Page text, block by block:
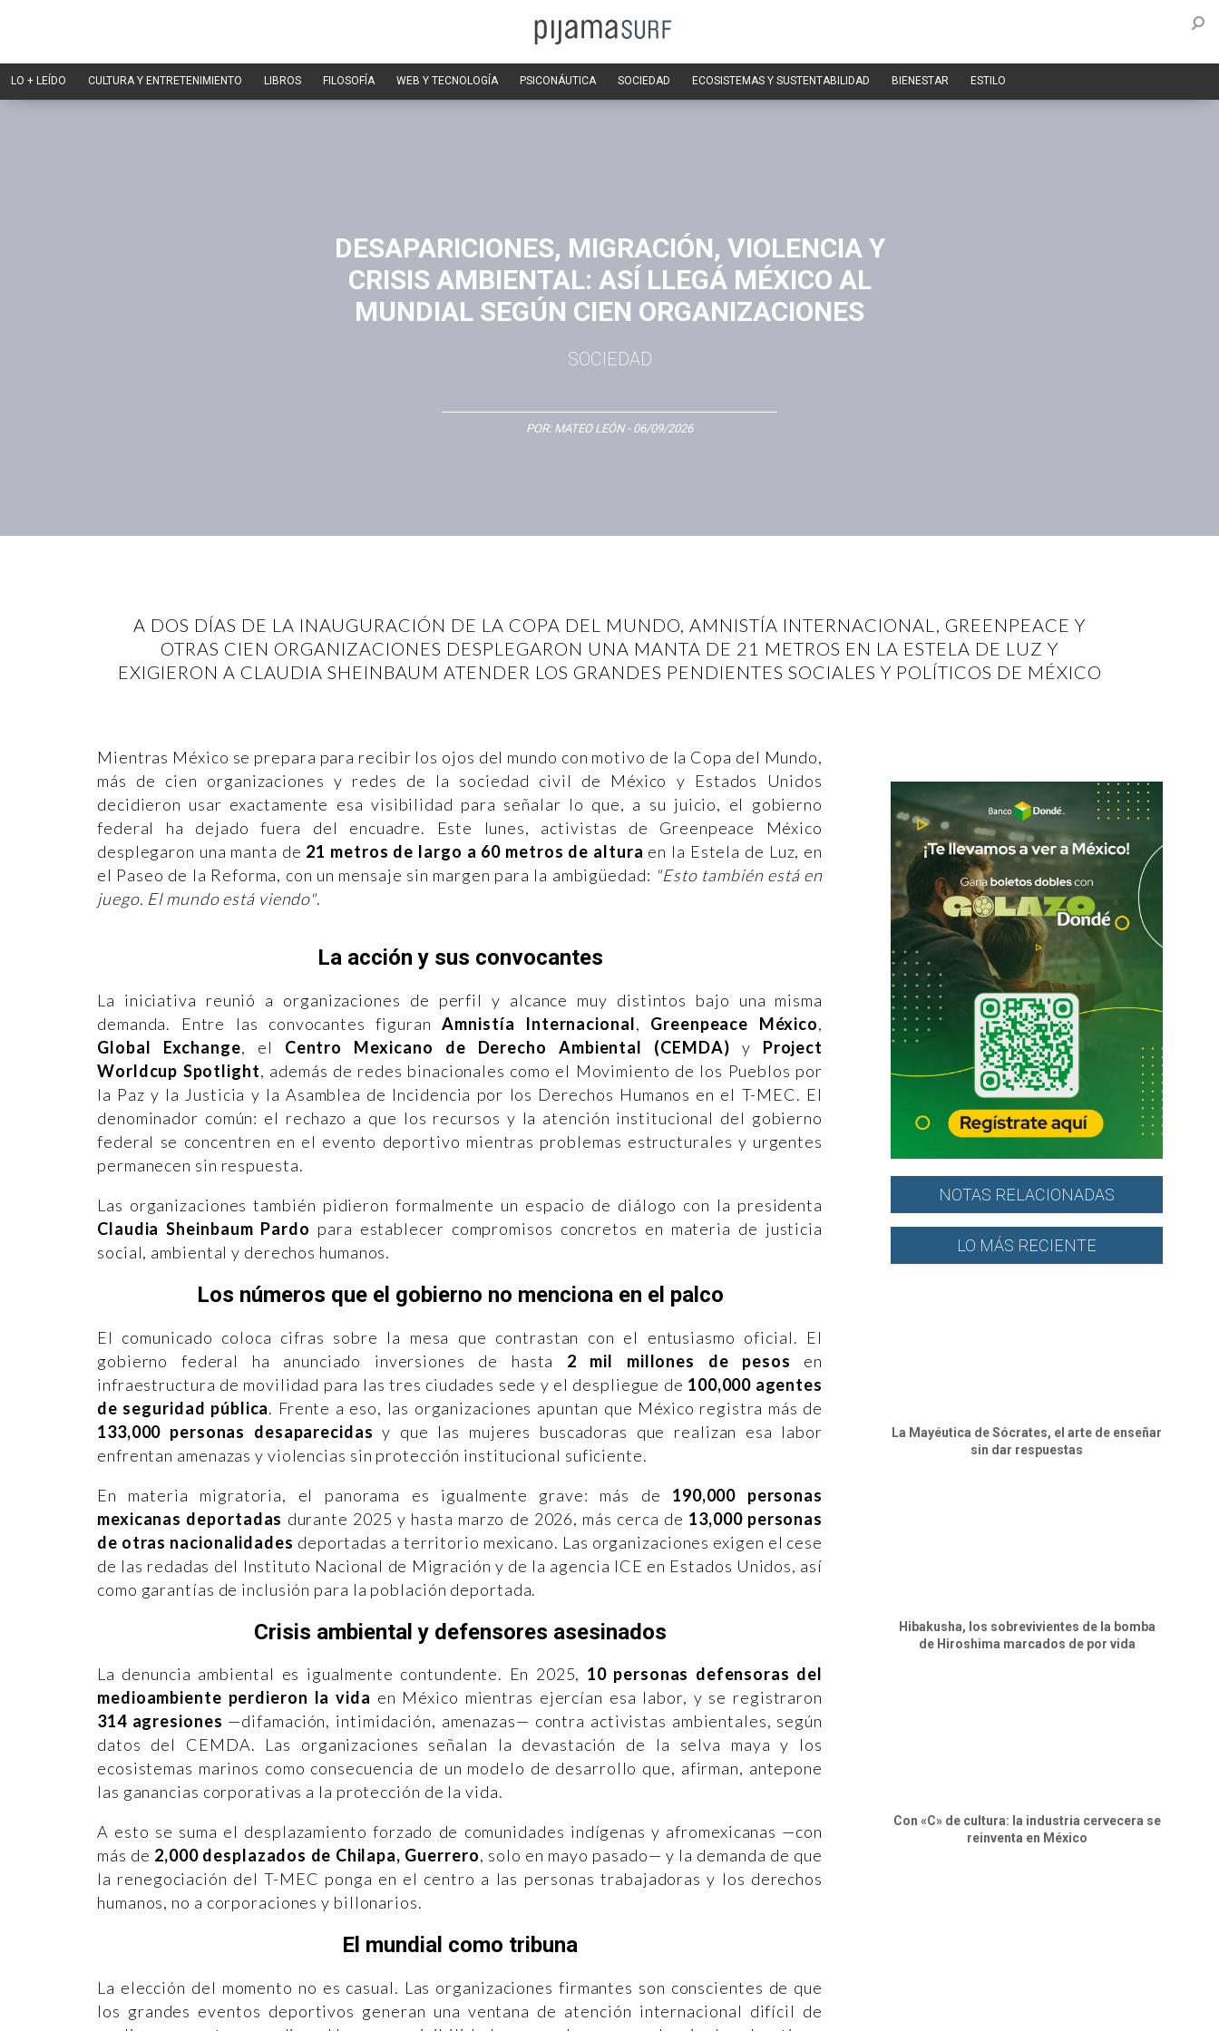
LO + LEÍDO CULTURA Y ENTRETENIMIENTO LIBROS FILOSOFÍA WEB Y TECNOLOGÍA PSICONÁUTICA SOCIEDAD ECOSISTEMAS Y SUSTENTABILIDAD BIENESTAR ESTILO
DESAPARICIONES, MIGRACIÓN, VIOLENCIA Y
CRISIS AMBIENTAL: ASÍ LLEGÁ MÉXICO AL
MUNDIAL SEGÚN CIEN ORGANIZACIONES
SOCIEDAD
POR: MATEO LEÓN- 06/09/2026
A DOS DÍAS DE LA INAUGURACIÓN DE LA COPA DEL MUNDO, AMNISTÍA INTERNACIONAL, GREENPEACE Y
OTRAS CIEN ORGANIZACIONES DESPLEGARON UNA MANTA DE 21 METROS EN LA ESTELA DE LUZ Y
EXIGIERON A CLAUDIA SHEINBAUM ATENDER LOS GRANDES PENDIENTES SOCIALES Y POLÍTICOS DE MÉXICO
Mientras México se prepara para recibir los ojos del mundo con motivo de la Copa del Mundo,
más de cien organizaciones y redes de la sociedad civil de México y Estados Unidos
decidieron usar exactamente esa visibilidad para señalar lo que, a su juicio, el gobierno
federal ha dejado fuera del encuadre. Este lunes, activistas de Greenpeace México
desplegaron una manta de 21 metros de largo a 60 metros de altura en la Estela de Luz, en
el Paseo de la Reforma, con un mensaje sin margen para la ambigüedad: "Esto también está en
juego. El mundo está viendo".
La acción y sus convocantes
La iniciativa reunió a organizaciones de perfil y alcance muy distintos bajo una misma
demanda. Entre las convocantes figuranAmnistía Internacional, Greenpeace México,
Global Exchange, el Centro Mexicano de Derecho Ambiental (CEMDA) y Project
Worldcup Spotlight, además de redes binacionales como el Movimiento de los Pueblos por
la Paz y la Justicia y la Asamblea de Incidencia por los Derechos Humanos en el T-MEC. El
denominador común: el rechazo a que los recursos y la atención institucional del gobierno
federal se concentren en el evento deportivo mientras problemas estructurales y urgentes
permanecen sin respuesta.
Las organizaciones también pidieron formalmente un espacio de diálogo con la presidenta
Claudia Sheinbaum Pardo para establecer compromisos concretos en materia de justicia
social, ambiental y derechos humanos.
Los números que el gobierno no menciona en el palco
El comunicado coloca cifras sobre la mesa que contrastan con el entusiasmo oficial. El
gobierno federal ha anunciado inversiones de hasta 2 mil millones de pesos en
infraestructura de movilidad para las tres ciudades sede y el despliegue de 100,000 agentes
de seguridad pública. Frente a eso, las organizaciones apuntan que México registra más de
133,000 personas desaparecidas y que las mujeres buscadoras que realizan esa labor
enfrentan amenazas y violencias sin protección institucional suficiente.
En materia migratoria, el panorama es igualmente grave: más de 190,000 personas
mexicanas deportadas durante 2025 y hasta marzo de 2026, más cerca de 13,000 personas
de otras nacionalidades deportadas a territorio mexicano. Las organizaciones exigen el cese
de las redadas del Instituto Nacional de Migración y de la agencia ICE en Estados Unidos, así
como garantías de inclusión para la población deportada.
Crisis ambiental y defensores asesinados
La denuncia ambiental es igualmente contundente. En 2025, 10 personas defensoras del
medioambiente perdieron la vida en México mientras ejercían esa labor, y se registraron
314 agresiones —difamación, intimidación, amenazas— contra activistas ambientales, según
datos del CEMDA. Las organizaciones señalan la devastación de la selva maya y los
ecosistemas marinos como consecuencia de un modelo de desarrollo que, afirman, antepone
las ganancias corporativas a la protección de la vida.
A esto se suma el desplazamiento forzado de comunidades indígenas y afromexicanas —con
más de 2,000 desplazados de Chilapa, Guerrero, solo en mayo pasado— y la demanda de que
la renegociación del T-MEC ponga en el centro a las personas trabajadoras y los derechos
humanos, no a corporaciones y billonarios.
El mundial como tribuna
La elección del momento no es casual. Las organizaciones firmantes son conscientes de que
los grandes eventos deportivos generan una ventana de atención internacional difícil de
NOTAS RELACIONADAS
LO MÁS RECIENTE
La Mayéutica de Sócrates, el arte de enseñar
sin dar respuestas
Hibakusha, los sobrevivientes de la bomba
de Hiroshima marcados de por vida
Con «C» de cultura: la industria cervecera se
reinventa en México